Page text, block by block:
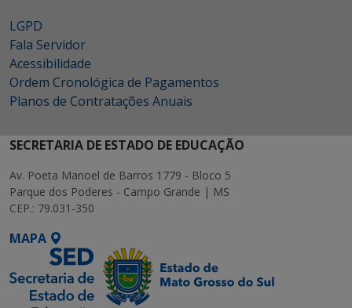
LGPD
Fala Servidor
Acessibilidade
Ordem Cronológica de Pagamentos
Planos de Contratações Anuais
SECRETARIA DE ESTADO DE EDUCAÇÃO
Av. Poeta Manoel de Barros 1779 - Bloco 5
Parque dos Poderes - Campo Grande | MS
CEP.: 79.031-350
MAPA